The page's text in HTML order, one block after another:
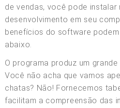
de vendas, você pode instalar
desenvolvimento em seu
benefícios do software
abaixo.
O programa produz um
Você não acha que vamos
chatas? Não! Fornecemos
facilitam a compreensão das